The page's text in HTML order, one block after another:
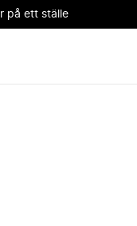
på ett ställe